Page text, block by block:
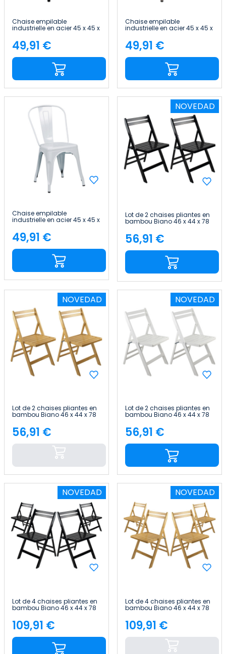
Chaise empilable
industrielle en acier 45 x 45 x
Price
49,91 €
Chaise empilable
industrielle en acier 45 x 45 x
Price
49,91 €
Chaise empilable
industrielle en acier 45 x 45 x
Price
49,91 €
NOVEDAD
Lot de 2 chaises pliantes en
bambou Biano 46 x 44 x 78
Price
56,91 €
NOVEDAD
Lot de 2 chaises pliantes en
bambou Biano 46 x 44 x 78
Price
56,91 €
NOVEDAD
Lot de 2 chaises pliantes en
bambou Biano 46 x 44 x 78
Price
56,91 €
NOVEDAD
Lot de 4 chaises pliantes en
bambou Biano 46 x 44 x 78
Price
109,91 €
NOVEDAD
Lot de 4 chaises pliantes en
bambou Biano 46 x 44 x 78
Price
109,91 €